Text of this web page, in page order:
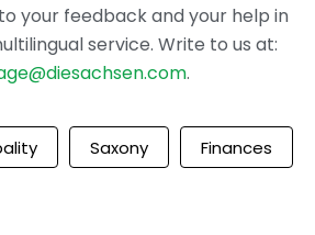
your feedback and your help in
service. Write to us at:
.
Saxony Finances